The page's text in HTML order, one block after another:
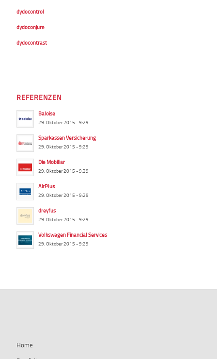
dydocontrol
dydoconjure
dydocontrast
REFERENZEN
Baloise
29. Oktober 2015 - 9:29
Sparkassen Versicherung
29. Oktober 2015 - 9:29
Die Mobiliar
29. Oktober 2015 - 9:29
AirPlus
29. Oktober 2015 - 9:29
dreyfus
29. Oktober 2015 - 9:29
Volkswagen Financial Services
29. Oktober 2015 - 9:29
Home